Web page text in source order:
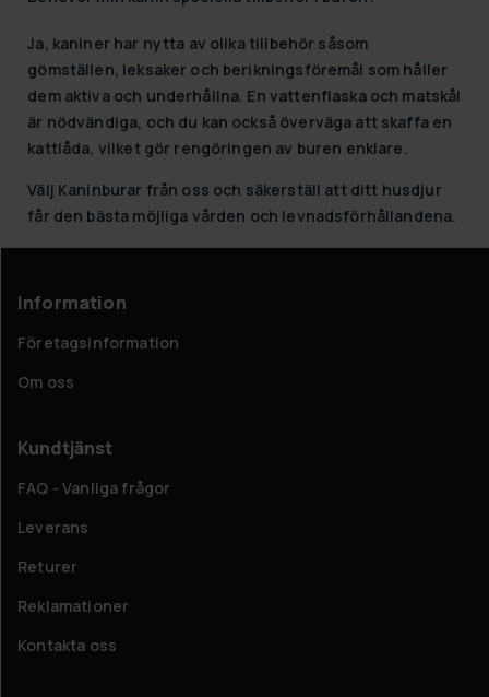
Ja, kaniner har nytta av olika tillbehör såsom
gömställen, leksaker och berikningsföremål som håller
dem aktiva och underhållna. En vattenflaska och matskål
är nödvändiga, och du kan också överväga att skaffa en
kattlåda, vilket gör rengöringen av buren enklare.
Välj Kaninburar från oss och säkerställ att ditt husdjur
får den bästa möjliga vården och levnadsförhållandena.
Information
Företagsinformation
Om oss
Kundtjänst
FAQ - Vanliga frågor
Leverans
Returer
Reklamationer
Kontakta oss